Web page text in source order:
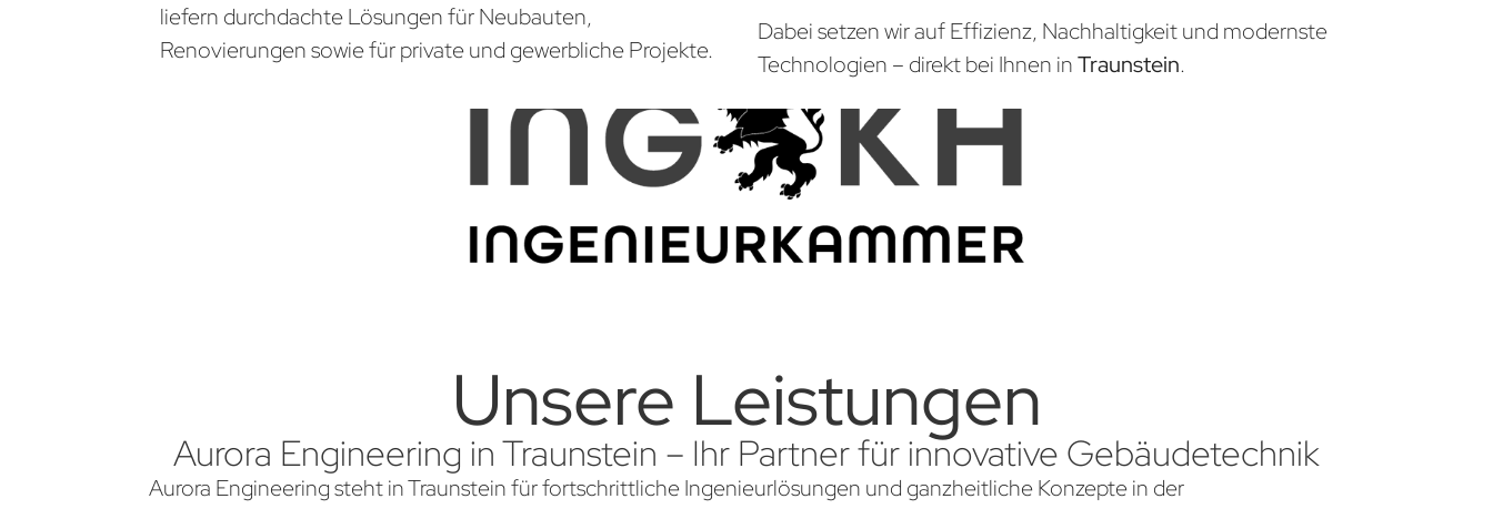
liefern durchdachte Lösungen für Neubauten,
Renovierungen sowie für private und gewerbliche Projekte.
Dabei setzen wir auf Effizienz, Nachhaltigkeit und modernste
Technologien – direkt bei Ihnen inTraunstein.
Unsere Leistungen
Aurora Engineering in Traunstein – Ihr Partner für innovative Gebäudetechnik
Aurora Engineering steht in Traunstein für fortschrittliche Ingenieurlösungen und ganzheitliche Konzepte in der